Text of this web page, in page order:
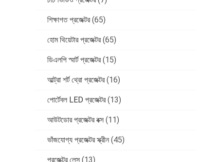
শিক্ষাগত প্রজেক্টর (65)
হোম থিয়েটার প্রজেক্টর (65)
ডিএলপি স্মার্ট প্রজেক্টর (15)
আল্ট্রা শর্ট থ্রো প্রজেক্টর (16)
পোর্টেবল LED প্রজেক্টর (13)
আউটডোর প্রজেক্টর বক্স (11)
ভাঁজযোগ্য প্রজেক্টর স্ক্রীন (45)
প্রজেক্টর লেন্স (13)